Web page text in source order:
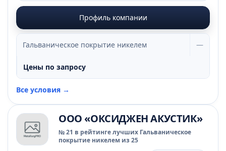
Профиль компании
Гальваническое покрытие никелем —
Цены по запросу
Все условия →
ООО «ОКСИДЖЕН АКУСТИК»
№ 21 в рейтинге лучших Гальваническое
покрытие никелем из 25